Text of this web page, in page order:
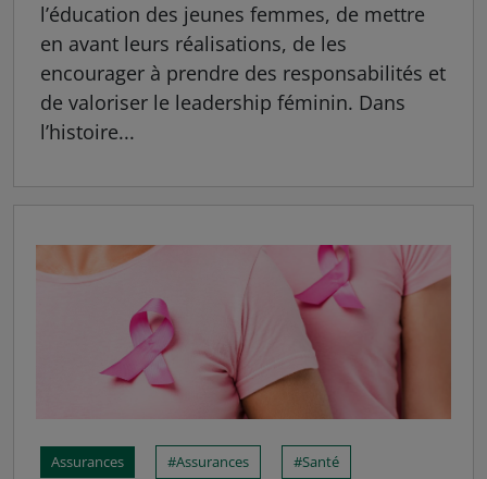
l’éducation des jeunes femmes, de mettre
en avant leurs réalisations, de les
encourager à prendre des responsabilités et
de valoriser le leadership féminin. Dans
l’histoire...
Assurances Assurances
Santé